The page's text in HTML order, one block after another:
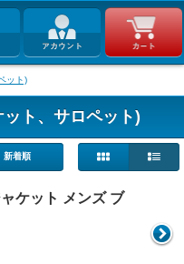
ット)
ト、サロペット)
新着順
ケット メンズ ブ